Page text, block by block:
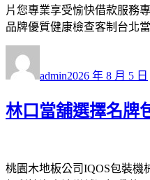
片您專業享受愉快借款服務
品牌優質健康檢查客制台北
者
admin佈
期:
2026 年 8 月 5 日
林口當舖選擇名牌
桃園木地板公司IQOS包裝機